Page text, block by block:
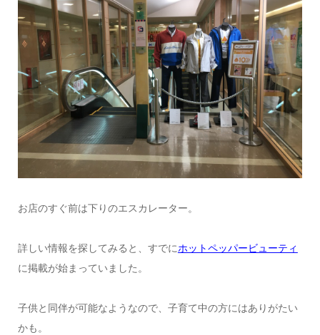
お店のすぐ前は下りのエスカレーター。
詳しい情報を探してみると、すでにホットペッパービューティ
に掲載が始まっていました。
子供と同伴が可能なようなので、子育て中の方にはありがたい
かも。